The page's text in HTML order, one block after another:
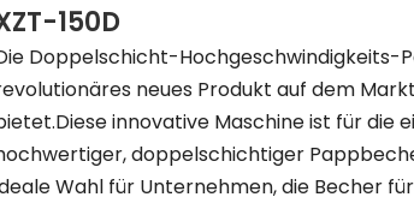
150D
Doppelschicht-Hochgeschwindigkeits-
neues Produkt auf dem
innovative Maschine ist für die
doppelschichtiger
Wahl für Unternehmen, die Becher